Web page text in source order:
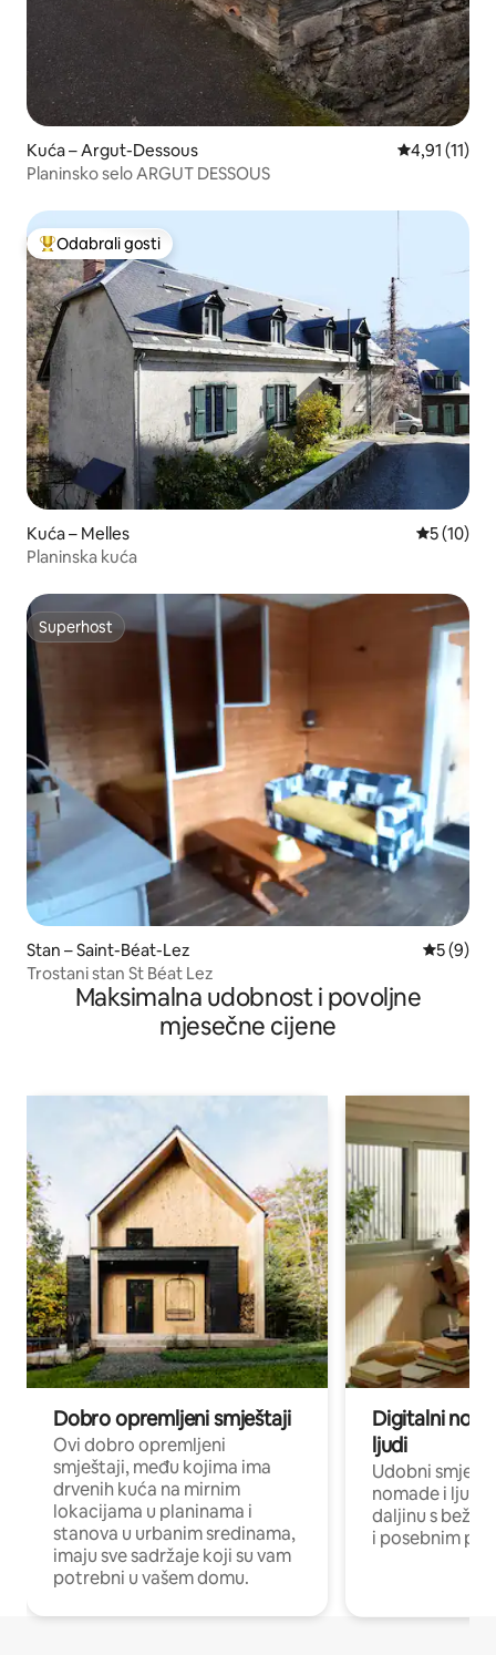
Kuća – Argut-Dessous Prosječna
4,91 (11)
Planinsko selo ARGUT DESSOUS
Među najviše rangiranima s oznakom „Odabrali gosti”
Odabrali gosti
Kuća – Melles Prosječna
5 (10)
Planinska kuća
Superhost
Superhost
Stan – Saint-Béat-Lez
5 (9)
Trostani stan St Béat Lez
Maksimalna udobnost i povoljne
mjesečne cijene
Dobro opremljeni smještaji
Ovi dobro opremljeni
smještaji, među kojima ima
drvenih kuća na mirnim
lokacijama u planinama i
stanova u urbanim sredinama,
imaju sve sadržaje koji su vam
potrebni u vašem domu.
Digitalni
ljudi
Udobni
nomade i ljude
daljinu s
i posebnim